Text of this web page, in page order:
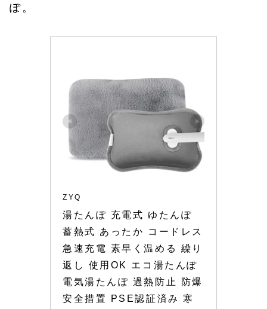
ぽ。
ZYQ
湯たんぽ 充電式 ゆたんぽ
蓄熱式 あったか コードレス
急速充電 素早く温める 繰り
返し 使用OK エコ湯たんぽ
電気湯たんぽ 過熱防止 防爆
安全措置 PSE認証済み 寒